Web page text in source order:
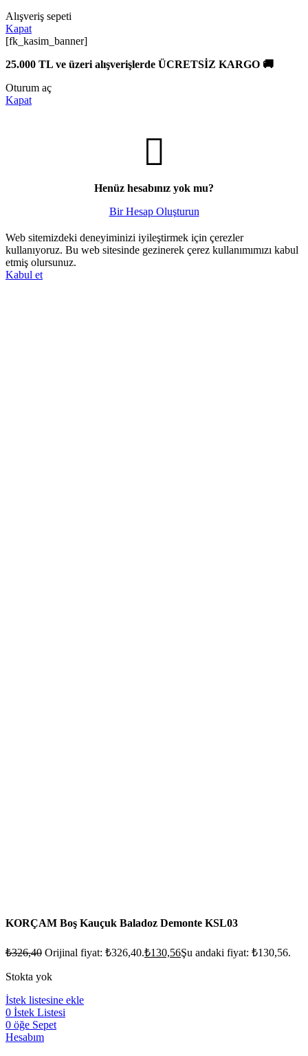
Alışveriş sepeti
Kapat
[fk_kasim_banner]
25.000 TL ve üzeri alışverişlerde ÜCRETSİZ KARGO 🚚
Oturum aç
Kapat
Henüz hesabınız yok mu?
Bir Hesap Oluşturun
Web sitemizdeki deneyiminizi iyileştirmek için çerezler
kullanıyoruz. Bu web sitesinde gezinerek çerez kullanımımızı kabul
etmiş olursunuz.
Kabul et
KORÇAM Boş Kauçuk Baladoz Demonte KSL03
₺326,40 Orijinal fiyat: ₺326,40.₺130,56Şu andaki fiyat: ₺130,56.
Stokta yok
İstek listesine ekle
0 İstek Listesi
0 öğe Sepet
Hesabım